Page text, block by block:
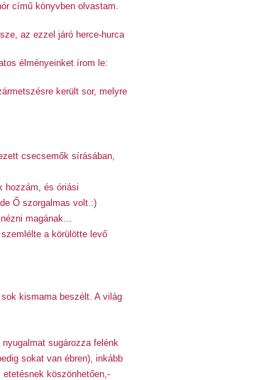
című könyvben olvastam.
az ezzel járó herce-hurca
élményeinket írom le:
került sor, melyre
csecsemők sírásában,
hozzám, és óriási
Ő szorgalmas volt.:)
nézni magának…
a körülötte levő
kismama beszélt. A világ
sugározza felénk
sokat van ébren), inkább
köszönhetően,-